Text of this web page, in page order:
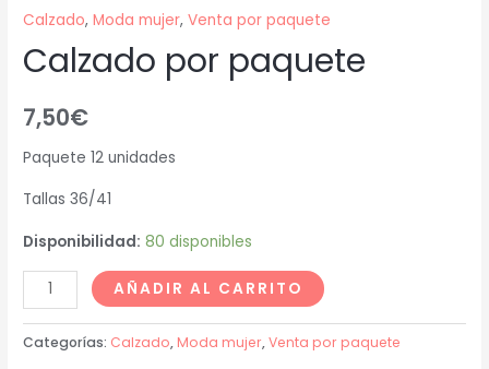
Calzado,Moda mujer,Venta por paquete
Calzado por paquete
7,50€
Paquete 12 unidades
Tallas 36/41
Disponibilidad: 80 disponibles
AÑADIR AL CARRITO
Categorías: Calzado, Moda mujer,Venta por paquete